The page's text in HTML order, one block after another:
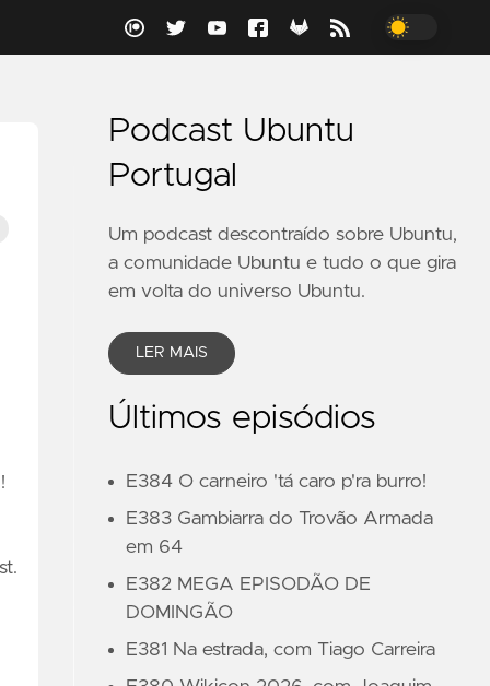
Podcast Ubuntu
Portugal
Um podcast descontraído sobre Ubuntu,
a comunidade Ubuntu e tudo o que gira
em volta do universo Ubuntu.
LER MAIS
Últimos episódios
E384 O carneiro 'tá caro p'ra burro!
E383 Gambiarra do Trovão Armada
em 64
E382 MEGA EPISODÃO DE
DOMINGÃO
E381 Na estrada, com Tiago Carreira